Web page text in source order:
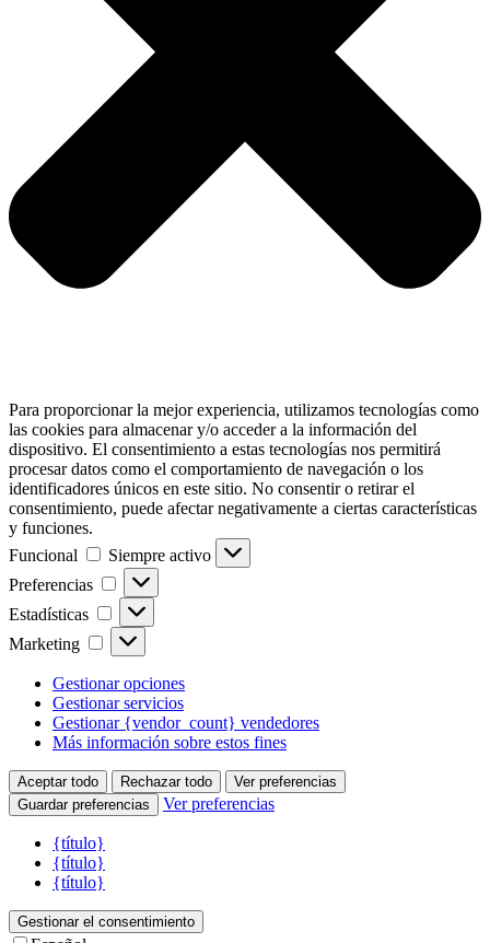
Para proporcionar la mejor experiencia, utilizamos tecnologías como
las cookies para almacenar y/o acceder a la información del
dispositivo. El consentimiento a estas tecnologías nos permitirá
procesar datos como el comportamiento de navegación o los
identificadores únicos en este sitio. No consentir o retirar el
consentimiento, puede afectar negativamente a ciertas características
y funciones.
Funcional
Funcional
Siempre activo
Preferencias
Preferencias
Estadísticas Estadísticas
Marketing Marketing
Gestionar opciones
Gestionar servicios
Gestionar {vendor_count} vendedores
Más información sobre estos fines
Aceptar todo Rechazar todo
Ver preferencias
Guardar preferencias
Ver preferencias
{título}
{título}
{título}
Gestionar el consentimiento